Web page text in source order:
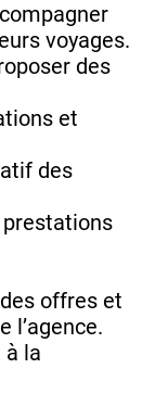
voyages.
des
et
des
offres et
l’agence.
la